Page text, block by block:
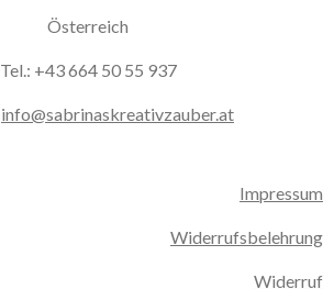
Österreich
Tel.: +43 664 50 55 937
info@sabrinaskreativzauber.at
Impressum
Widerrufsbelehrung
Widerruf